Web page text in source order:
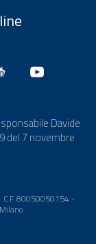
Davide
del 7 novembre
C.F. 80050050154 -